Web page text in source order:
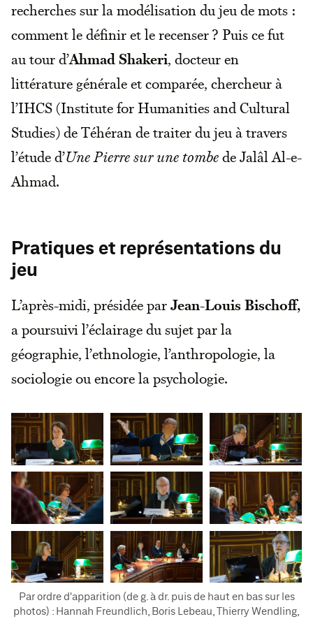
recherches sur la modélisation du jeu de mots :
comment le définir et le recenser ? Puis ce fut
au tour d’Ahmad Shakeri, docteur en
littérature générale et comparée, chercheur à
l’IHCS (Institute for Humanities and Cultural
Studies) de Téhéran de traiter du jeu à travers
l’étude d’Une Pierre sur une tombede Jalâl Al-e-
Ahmad.
Pratiques et représentations du
jeu
L’après-midi, présidée parJean-Louis Bischoff,
a poursuivi l’éclairage du sujet par la
géographie, l’ethnologie, l’anthropologie, la
sociologie ou encore la psychologie.
Par ordre d'apparition (de g. à dr. puis de haut en bas sur les
photos) : Hannah Freundlich, Boris Lebeau, Thierry Wendling,